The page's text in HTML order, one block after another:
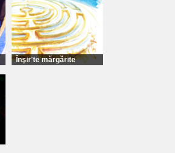
Înşir'te mărgărite